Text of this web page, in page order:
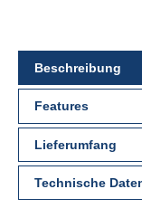
Beschreibung
Features
Lieferumfang
Technische